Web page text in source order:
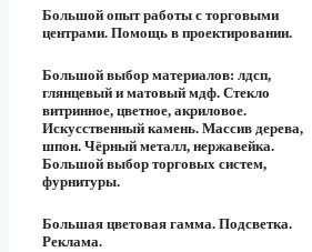
Большой опыт работы с торговыми
центрами. Помощь в проектировании.
Большой выбор материалов: лдсп,
глянцевый и матовый мдф. Стекло
витринное, цветное, акриловое.
Искусственный камень. Массив дерева,
шпон. Чёрный металл, нержавейка.
Большой выбор торговых систем,
фурнитуры.
Большая цветовая гамма. Подсветка.
Реклама.